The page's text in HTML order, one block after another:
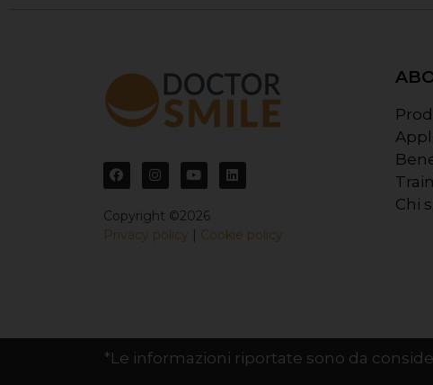
Copyright ©2026
Privacy policy | Cookie policy
Chi
*Le informazioni riportate sono da